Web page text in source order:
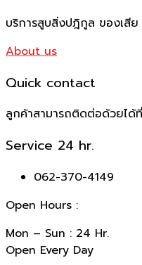
บริการสูบสิ่งปฎิกูล ของเสี
About us
Quick contact
ลูกค้าสามารถติดต่อด้วยได้
Service 24 hr.
062-370-4149
Open Hours :
Mon – Sun : 24 Hr.
Open Every Day